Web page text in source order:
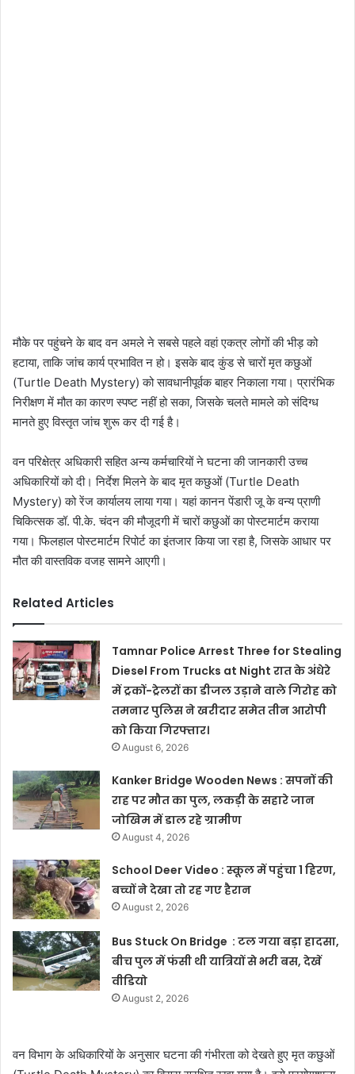
मौके पर पहुंचने के बाद वन अमले ने सबसे पहले वहां एकत्र लोगों की भीड़ को
हटाया, ताकि जांच कार्य प्रभावित न हो। इसके बाद कुंड से चारों मृत कछुओं
(Turtle Death Mystery) को सावधानीपूर्वक बाहर निकाला गया। प्रारंभिक
निरीक्षण में मौत का कारण स्पष्ट नहीं हो सका, जिसके चलते मामले को संदिग्ध
मानते हुए विस्तृत जांच शुरू कर दी गई है।
वन परिक्षेत्र अधिकारी सहित अन्य कर्मचारियों ने घटना की जानकारी उच्च
अधिकारियों को दी। निर्देश मिलने के बाद मृत कछुओं (Turtle Death
Mystery) को रेंज कार्यालय लाया गया। यहां कानन पेंडारी जू के वन्य प्राणी
चिकित्सक डॉ. पी.के. चंदन की मौजूदगी में चारों कछुओं का पोस्टमार्टम कराया
गया। फिलहाल पोस्टमार्टम रिपोर्ट का इंतजार किया जा रहा है, जिसके आधार पर
मौत की वास्तविक वजह सामने आएगी।
Related Articles
Tamnar Police Arrest Three for Stealing
Diesel From Trucks at Night रात के अंधेरे
में ट्रकों-ट्रेलरों का डीजल उड़ाने वाले गिरोह को
तमनार पुलिस ने खरीदार समेत तीन आरोपी
को किया गिरफ्तार।
August 6, 2026
Kanker Bridge Wooden News : सपनों की
राह पर मौत का पुल, लकड़ी के सहारे जान
जोखिम में डाल रहे ग्रामीण
August 4, 2026
School Deer Video : स्कूल में पहुंचा 1 हिरण,
बच्चों ने देखा तो रह गए हैरान
August 2, 2026
Bus Stuck On Bridge : टल गया बड़ा हादसा,
बीच पुल में फंसी थी यात्रियों से भरी बस, देखें
वीडियो
August 2, 2026
वन विभाग के अधिकारियों के अनुसार घटना की गंभीरता को देखते हुए मृत कछुओं